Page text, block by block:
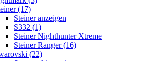
(17)
Steiner anzeigen
S332 (1)
Steiner Nighthunter Xtreme
Steiner Ranger (16)
(22)